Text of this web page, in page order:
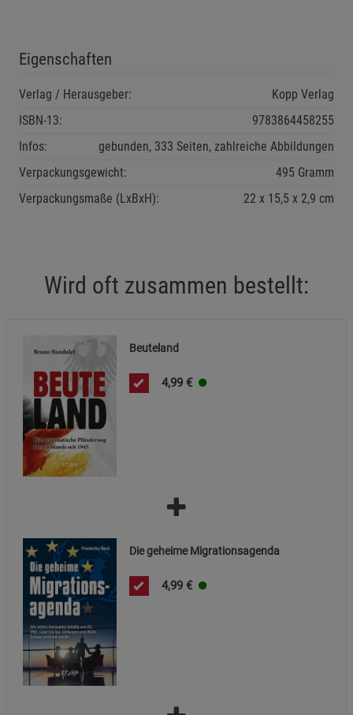
Eigenschaften
Verlag / Herausgeber:
Kopp Verlag
ISBN-13:
9783864458255
Infos:
gebunden, 333 Seiten, zahlreiche Abbildungen
Verpackungsgewicht:
495 Gramm
Verpackungsmaße (LxBxH):
22 15,5 2,9 cm
Wird oft zusammen bestellt:
Beuteland
4,99 €
Die geheime Migrationsagenda
4,99 €
Cookie-Informationen
Statistik Cookies (2) Statistik Cookies
Beschreibung Statistik Cookies
Cookie-Informationenanzeigen
Marketing Cookies (3) Marketing Cookies
Datenschutzerklärung Impressum